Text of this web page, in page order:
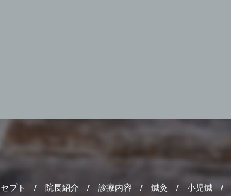
プト 院長紹介 診療内容 鍼灸 小児鍼